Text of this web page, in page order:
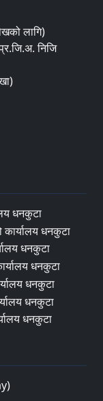
लागि)
निजि
धनकुटा
कार्यालय धनकुटा
धनकुटा
धनकुटा
धनकुटा
धनकुटा
धनकुटा